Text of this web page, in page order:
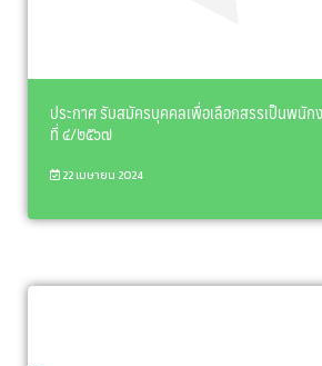
ประกาศ รับสมัครบุคคลเพื่อเลือกสรรเป็นพนัก
ที่ ๔/๒๕๖๗
22 เมษายน 2024